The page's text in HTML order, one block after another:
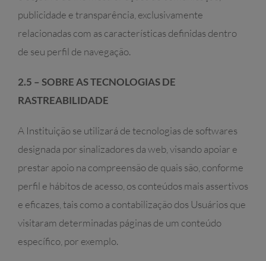
publicidade e transparência, exclusivamente
relacionadas com as características definidas dentro
de seu perfil de navegação.
2.5 – SOBRE AS TECNOLOGIAS DE
RASTREABILIDADE
A Instituição se utilizará de tecnologias de softwares
designada por sinalizadores da web, visando apoiar e
prestar apoio na compreensão de quais são, conforme
perfil e hábitos de acesso, os conteúdos mais assertivos
e eficazes, tais como a contabilização dos Usuários que
visitaram determinadas páginas de um conteúdo
específico, por exemplo.